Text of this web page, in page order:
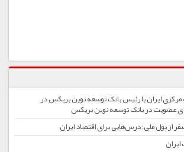
ایران با رئیس بانک توسعه نوین بریکس در
عضویت در بانک توسعه نوین بریکس
از پول ملی؛‌ درس‌هایی برای اقتصاد ایران